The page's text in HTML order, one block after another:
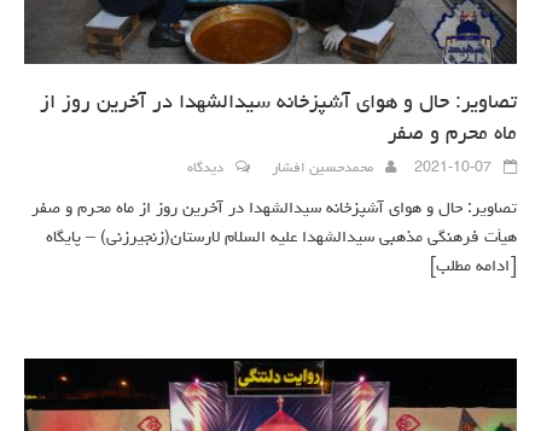
تصاویر: حال و هوای آشپزخانه سیدالشهدا در آخرین روز از
ماه محرم و صفر
2021-10-07 محمدحسین افشار دیدگاه
تصاویر: حال و هوای آشپزخانه سیدالشهدا در آخرین روز از ماه محرم و صفر
هیأت فرهنگی مذهبی سیدالشهدا علیه السلام لارستان(زنجیرزنی) – پایگاه
[ادامه مطلب]